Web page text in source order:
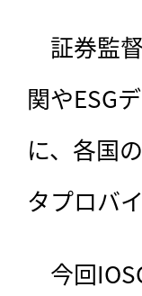
証券監
関やESG
に、各国
タプロバ
今回